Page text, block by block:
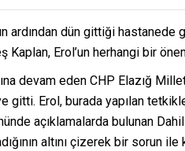
ardından dün gittiği
Kaplan, Erol’un herhangi bir
devam eden CHP Elazığ
gitti. Erol, burada yapılan
açıklamalarda bulunan
altını çizerek bir sorun